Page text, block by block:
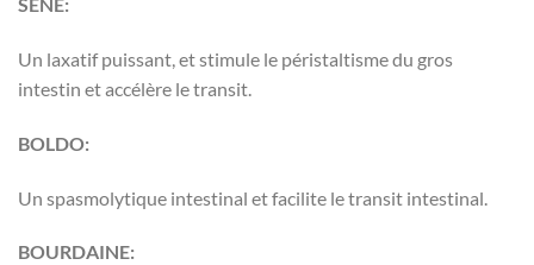
Un laxatif puissant, et stimule le péristaltisme du gros
intestin et accélère le transit.
BOLDO:
Un spasmolytique intestinal et facilite le transit intestinal.
BOURDAINE: